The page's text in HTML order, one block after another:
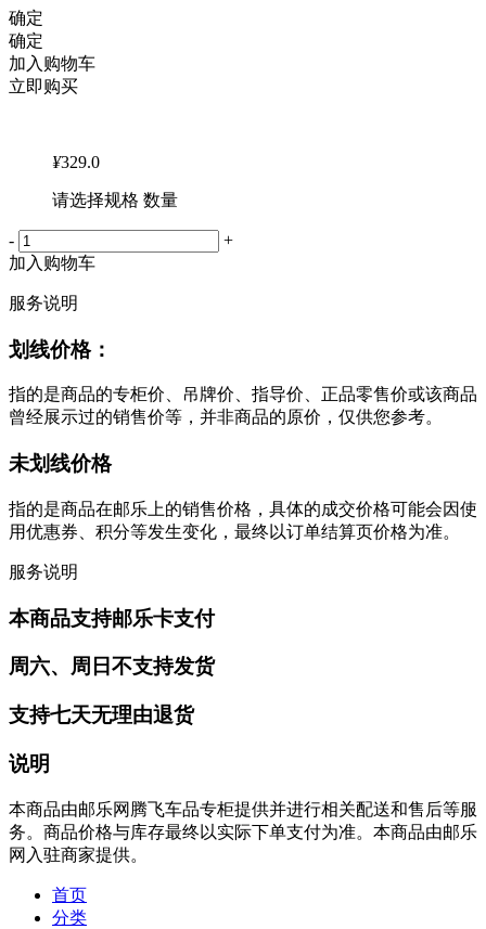
确定
确定
加入购物车
立即购买
¥329.0
请选择规格 数量
-
+
加入购物车
服务说明
划线价格：
指的是商品的专柜价、吊牌价、指导价、正品零售价或该商品
曾经展示过的销售价等，并非商品的原价，仅供您参考。
未划线价格
指的是商品在邮乐上的销售价格，具体的成交价格可能会因使
用优惠券、积分等发生变化，最终以订单结算页价格为准。
服务说明
本商品支持邮乐卡支付
周六、周日不支持发货
支持七天无理由退货
说明
本商品由邮乐网腾飞车品专柜提供并进行相关配送和售后等服
务。商品价格与库存最终以实际下单支付为准。本商品由邮乐
网入驻商家提供。
首页
分类